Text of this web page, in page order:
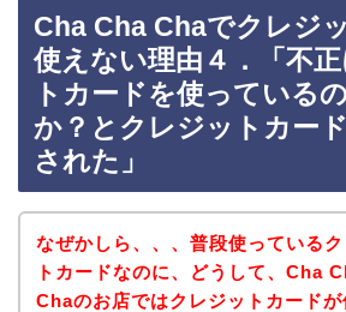
Cha Cha Chaでクレジ
使えない理由４．「不
トカードを使っている
か？とクレジットカー
された」
なぜかしら、、、普段使っているク
トカードなのに、どうして、Cha
Chaのお店ではクレジットカードが